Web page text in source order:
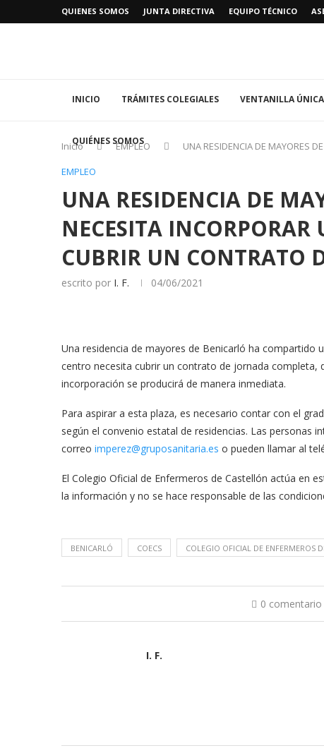
QUIENES SOMOS JUNTA DIRECTIVA EQUIPO TÉCNICO
INICIO TRÁMITES COLEGIALES VENTANILLA ÚNICA
QUIÉNES SOMOS
Inicio EMPLEO
UNA RESIDENCIA DE MAYORES
EMPLEO
UNA RESIDENCIA DE
NECESITA
CUBRIR UN CONTRATO
escrito por I. F. 04/06/2021
Una residencia de mayores de Benicarló ha
centro necesita cubrir un contrato de jornada
incorporación se producirá de manera inmediata.
Para aspirar a esta plaza, es necesario contar con el
según el convenio estatal de residencias. Las personas
correo imperez@gruposanitaria.es o pueden llamar al
El Colegio Oficial de Enfermeros de Castellón actúa en
la información y no se hace responsable de las
BENICARLÓ COECS COLEGIO OFICIAL DE ENFERMEROS
0 comentario
I. F.